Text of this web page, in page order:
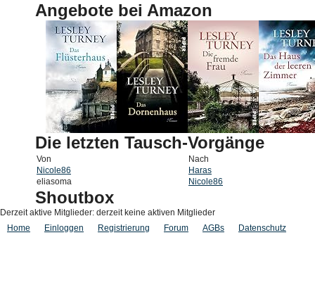
Angebote bei Amazon
Die letzten Tausch-Vorgänge
Von
Nach
Nicole86
Haras
eliasoma
Nicole86
Shoutbox
Derzeit aktive Mitglieder: derzeit keine aktiven Mitglieder
Home
Einloggen Registrierung Forum AGBs Datenschutz